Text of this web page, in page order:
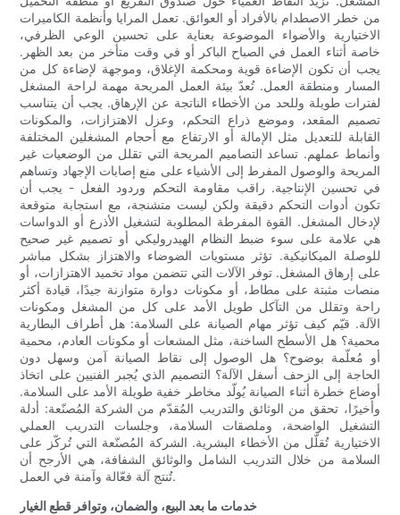
من خطر الاصطدام بالأفراد أو العوائق. تعمل المرايا وأنظمة الكاميرات
الاختيارية والأضواء الموضوعة بعناية على تحسين الوعي الظرفي،
خاصة أثناء العمل في الصباح الباكر أو في وقت متأخر من بعد الظهر.
يجب أن تكون الإضاءة قوية ومحكمة الإغلاق، وموجهة لإضاءة كل من
المسار ومنطقة العمل. تُعدّ بيئة العمل المريحة مهمة لراحة المشغل
لفترات طويلة وللحد من الأخطاء الناتجة عن الإرهاق. يجب أن يتناسب
تصميم المقعد، وموضع ذراع التحكم، وعزل الاهتزازات، والمكونات
القابلة للتعديل مثل الإمالة أو الارتفاع مع أحجام المشغلين المختلفة
وأنماط عملهم. تساعد التصاميم المريحة التي تقلل من الوضعيات غير
المريحة والوصول المفرط إلى الأشياء على منع إصابات الإجهاد وتساهم
في تحسين الإنتاجية. راقب مقاومة التحكم وردود الفعل - يجب أن
تكون أدوات التحكم دقيقة ولكن ليست متشنجة، مع استجابة متوقعة
لإدخال المشغل. القوة المفرطة المطلوبة لتشغيل الأذرع أو الدواسات
هي علامة على سوء ضبط النظام الهيدروليكي أو تصميم غير صحيح
للوصلة الميكانيكية. تؤثر مستويات الضوضاء والاهتزاز بشكل مباشر
على إرهاق المشغل. توفر الآلات التي تتضمن مواد تخميد الاهتزازات، أو
منصات مثبتة على مطاط، أو مكونات دوارة متوازنة جيدًا، قيادة أكثر
راحة وتقلل من التآكل طويل الأمد على كل من المشغل ومكونات
الآلة. قيّم كيف تؤثر مهام الصيانة على السلامة: هل أطراف البطارية
محمية؟ هل الأسطح الساخنة، مثل المشعات أو مكونات العادم، محمية
أو مُعلّمة بوضوح؟ هل الوصول إلى نقاط الصيانة آمن وسهل دون
الحاجة إلى الزحف أسفل الآلة؟ التصميم الذي يُجبر الفنيين على اتخاذ
أوضاع خطرة أثناء الصيانة يُولّد مخاطر خفية طويلة الأمد على السلامة.
وأخيرًا، تحقق من الوثائق والتدريب المُقدّم من الشركة المُصنّعة: أدلة
التشغيل الواضحة، وملصقات السلامة، وجلسات التدريب العملي
الاختيارية تُقلّل من الأخطاء البشرية. الشركة المُصنّعة التي تُركّز على
السلامة من خلال التدريب الشامل والوثائق الشفافة، هي الأرجح أن
تُنتج آلة فعّالة وآمنة في العمل.
خدمات ما بعد البيع، والضمان، وتوافر قطع الغيار